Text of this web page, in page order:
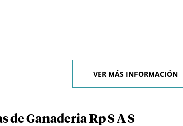
VER MÁS INFORMACIÓN
de Ganaderia Rp S A S